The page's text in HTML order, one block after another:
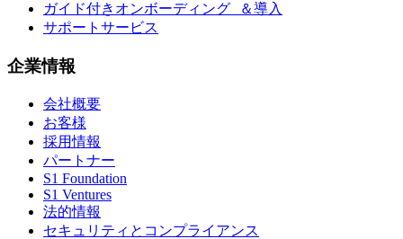
ガイド付きオンボーディング ＆導入
サポートサービス
企業情報
会社概要
お客様
採用情報
パートナー
S1 Foundation
S1 Ventures
法的情報
セキュリティとコンプライアンス